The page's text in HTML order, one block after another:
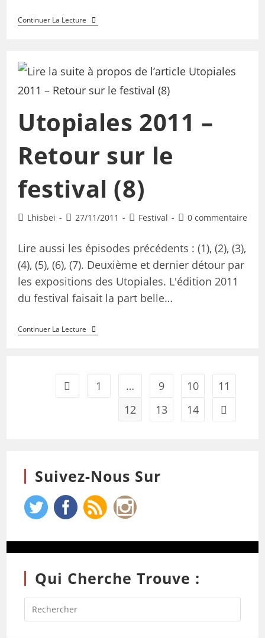
Continuer La Lecture
Utopiales 2011 –
Retour sur le
festival (8)
Lhisbei 27/11/2011 Festival 0 commentaire
Lire aussi les épisodes précédents : (1), (2), (3),
(4), (5), (6), (7). Deuxième et dernier détour par
les expositions des Utopiales. L'édition 2011
du festival faisait la part belle…
Continuer La Lecture
1 … 9 10
11
12
13 14
Suivez-Nous Sur
Qui Cherche Trouve :